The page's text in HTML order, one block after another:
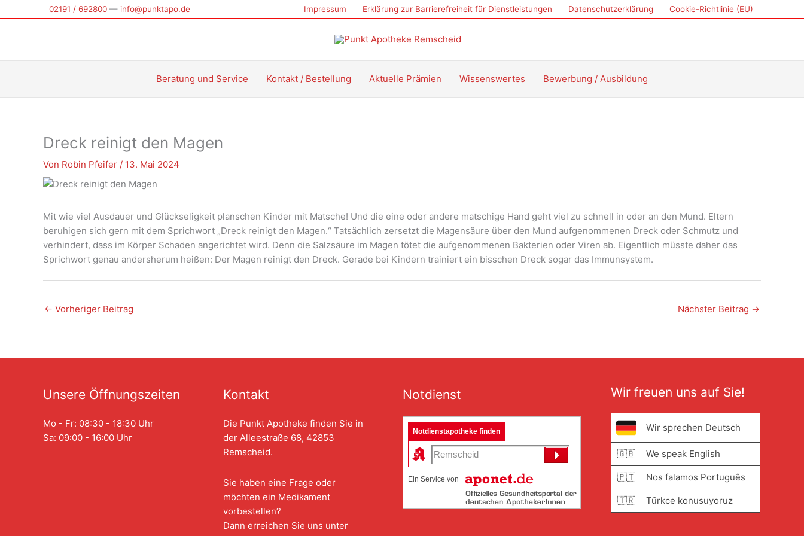
Inhalt
02191 / 692800 — info@punktapo.de Impressum Erklärung zur Barrierefreiheit für Dienstleistungen Datenschutzerklärung Cookie-Richtlinie (EU)
Beratung und Service Kontakt / Bestellung Aktuelle Prämien Wissenswertes Bewerbung / Ausbildung
Dreck reinigt den Magen
Von Robin Pfeifer / 13. Mai 2024
Mit wie viel Ausdauer und Glückseligkeit planschen Kinder mit Matsche! Und die eine oder andere matschige Hand geht viel zu schnell in oder an den Mund. Eltern
beruhigen sich gern mit dem Sprichwort „Dreck reinigt den Magen.“ Tatsächlich zersetzt die Magensäure über den Mund aufgenommenen Dreck oder Schmutz und
verhindert, dass im Körper Schaden angerichtet wird. Denn die Salzsäure im Magen tötet die aufgenommenen Bakterien oder Viren ab. Eigentlich müsste daher das
Sprichwort genau andersherum heißen: Der Magen reinigt den Dreck. Gerade bei Kindern trainiert ein bisschen Dreck sogar das Immunsystem.
← Vorheriger Beitrag Nächster Beitrag →
Unsere Öffnungszeiten
Mo - Fr: 08:30 - 18:30 Uhr
Sa: 09:00 - 16:00 Uhr
Kontakt
Die Punkt Apotheke finden Sie in
der Alleestraße 68, 42853
Remscheid.
Sie haben eine Frage oder
möchten ein Medikament
vorbestellen?
Dann erreichen Sie uns unter
Notdienst
Notdienstapotheke finden
Ein Service von
Wir freuen uns auf Sie!
Wir sprechen Deutsch
🇬🇧 We speak English
🇵🇹 Nos falamos Português
🇹🇷 Türkce konusuyoruz